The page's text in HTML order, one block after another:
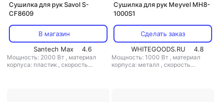
Сушилка для рук Savol S-
CF8609
В магазин
Santech Max
4.6
Мощность: 2000 Вт , материал
корпуса: пластик , скорость
Сушилка для рук Meyvel MH8-
1000S1
Сделать заказ
WHITEGOODS.RU
4.8
Мощность: 1000 Вт , материал
корпуса: металл , скорость